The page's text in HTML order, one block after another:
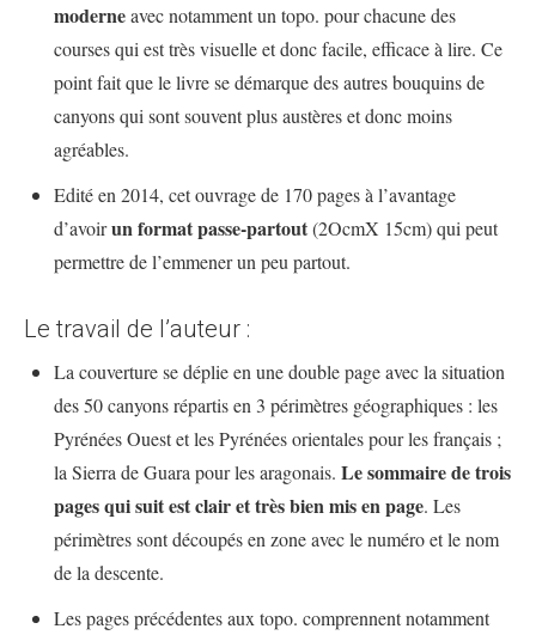
moderneavec notamment un topo. pour chacune des
courses qui est très visuelle et donc facile, efficace à lire. Ce
point fait que le livre se démarque des autres bouquins de
canyons qui sont souvent plus austères et donc moins
agréables.
Edité en 2014, cet ouvrage de 170 pages à l’avantage
d’avoirun format passe-partout(2OcmX 15cm) qui peut
permettre de l’emmener un peu partout.
Le travail de l’auteur :
La couverture se déplie en une double page avec la situation
des 50 canyons répartis en 3 périmètres géographiques : les
Pyrénées Ouest et les Pyrénées orientales pour les français ;
la Sierra de Guara pour les aragonais. Le sommaire de trois
pages qui suit est clair et très bien mis en page. Les
périmètres sont découpés en zone avec le numéro et le nom
de la descente.
Les pages précédentes aux topo. comprennent notamment